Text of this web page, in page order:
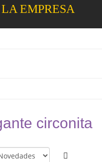
EMPRESA
circonita